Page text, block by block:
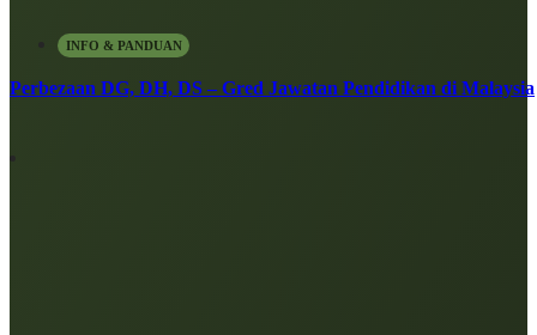
INFO & PANDUAN
Perbezaan DG, DH, DS – Gred Jawatan Pendidikan di Malaysia